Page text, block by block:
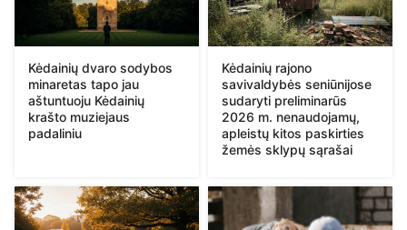
Kėdainių dvaro sodybos
minaretas tapo jau
aštuntuoju Kėdainių
krašto muziejaus
padaliniu
Kėdainių rajono
savivaldybės seniūnijose
sudaryti preliminarūs
2026 m. nenaudojamų,
apleistų kitos paskirties
žemės sklypų sąrašai